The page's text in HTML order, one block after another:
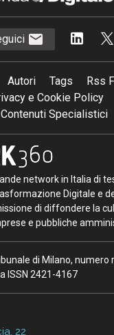
Autori Tags
Rss
e Cookie Policy
Specialistici
network in Italia di
Digitale e
di diffondere la
e pubbliche
di Milano, numero
ISSN 2421-4167
22